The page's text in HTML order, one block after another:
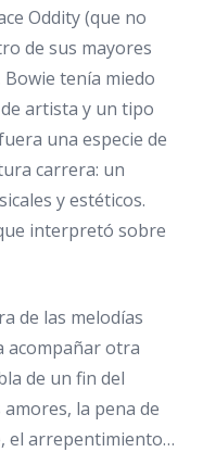
Oddity (que no
de sus mayores
tenía miedo
artista y un tipo
una especie de
carrera: un
y estéticos.
interpretó sobre
de las melodías
acompañar otra
de un fin del
la pena de
el arrepentimiento…